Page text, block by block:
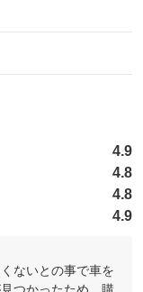
4.9
4.8
4.8
4.9
ないとの事で車を